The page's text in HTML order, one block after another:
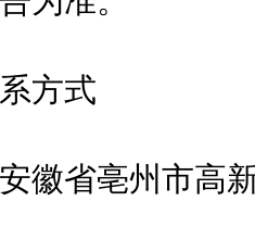
方式
省亳州市高新